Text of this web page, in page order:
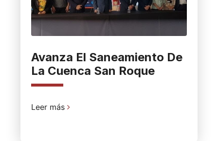
Avanza El Saneamiento De
La Cuenca San Roque
Leer más